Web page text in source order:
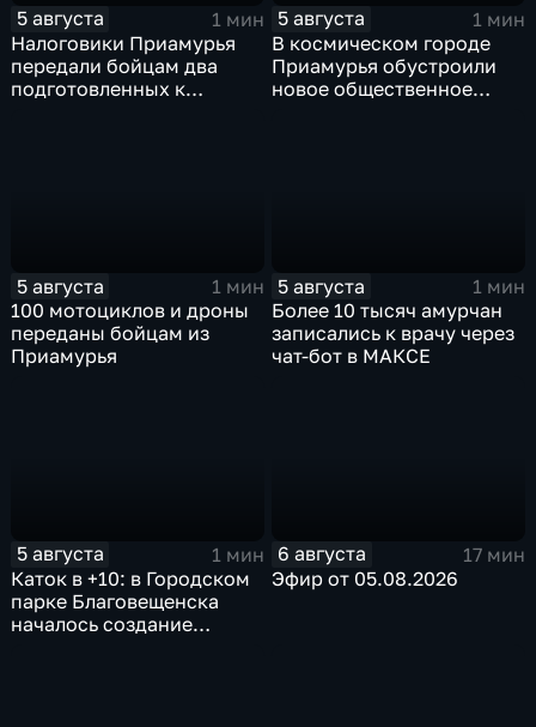
5 августа
1 мин
Налоговики Приамурья
передали бойцам два
подготовленных к
5 августа
1 мин
В космическом городе
Приамурья обустроили
новое общественное
5 августа
1 мин
100 мотоциклов и дроны
переданы бойцам из
Приамурья
5 августа
1 мин
Более 10 тысяч амурчан
записались к врачу через
чат-бот в МАКСЕ
5 августа
1 мин
Каток в +10: в Городском
парке Благовещенска
началось создание
6 августа
17 мин
Эфир от 05.08.2026